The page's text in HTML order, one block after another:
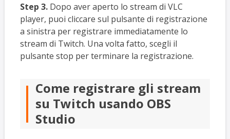
Step 3.Dopo aver aperto lo stream di VLC
player, puoi cliccare sul pulsante di registrazione
a sinistra per registrare immediatamente lo
stream di Twitch. Una volta fatto, scegli il
pulsante stop per terminare la registrazione.
Come registrare gli stream
su Twitch usando OBS
Studio